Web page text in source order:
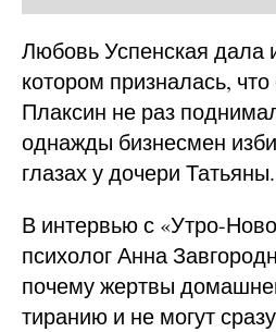
Любовь Успенская дала
котором призналась,
Плаксин не раз
однажды бизнесмен
глазах у дочери Татьяны.
В интервью с «Утро-
психолог Анна
почему жертвы
тиранию и не могут